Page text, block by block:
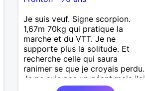
Je suis veuf. Signe scorpion.
1,67m 70kg qui pratique la
marche et du VTT. Je ne
supporte plus la solitude. Et
recherche celle qui saura
ranimer se que je croyais perdu.
Je ne suis pas un géant mais j'ai
un gros coeur. Je supporte pas